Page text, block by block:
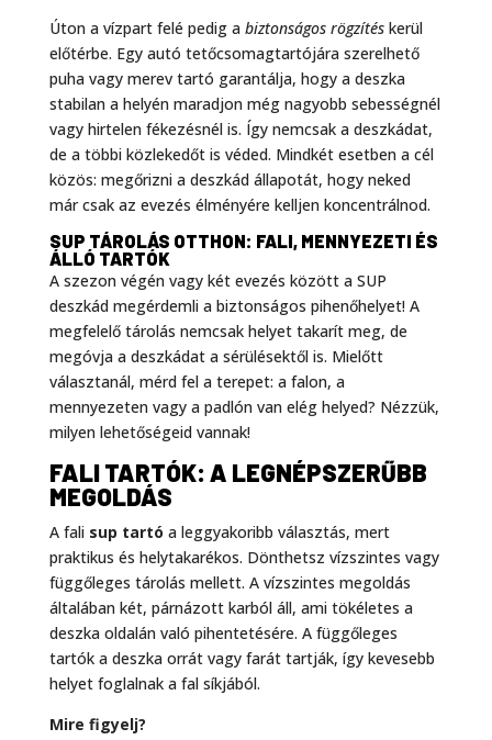
Úton a vízpart felé pedig a biztonságos rögzítéskerül
előtérbe. Egy autó tetőcsomagtartójára szerelhető
puha vagy merev tartó garantálja, hogy a deszka
stabilan a helyén maradjon még nagyobb sebességnél
vagy hirtelen fékezésnél is. Így nemcsak a deszkádat,
de a többi közlekedőt is véded. Mindkét esetben a cél
közös: megőrizni a deszkád állapotát, hogy neked
már csak az evezés élményére kelljen koncentrálnod.
SUP TÁROLÁS OTTHON: FALI, MENNYEZETI ÉS
ÁLLÓ TARTÓK
A szezon végén vagy két evezés között a SUP
deszkád megérdemli a biztonságos pihenőhelyet! A
megfelelő tárolás nemcsak helyet takarít meg, de
megóvja a deszkádat a sérülésektől is. Mielőtt
választanál, mérd fel a terepet: a falon, a
mennyezeten vagy a padlón van elég helyed? Nézzük,
milyen lehetőségeid vannak!
FALI TARTÓK: A LEGNÉPSZERŰBB
MEGOLDÁS
A fali sup tartó a leggyakoribb választás, mert
praktikus és helytakarékos. Dönthetsz vízszintes vagy
függőleges tárolás mellett. A vízszintes megoldás
általában két, párnázott karból áll, ami tökéletes a
deszka oldalán való pihentetésére. A függőleges
tartók a deszka orrát vagy farát tartják, így kevesebb
helyet foglalnak a fal síkjából.
Mire figyelj?